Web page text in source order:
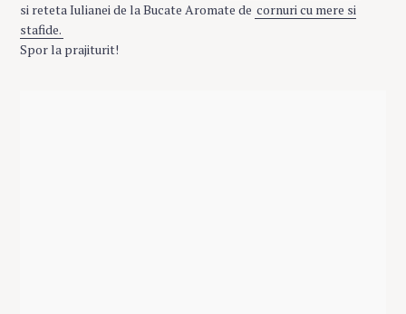
si reteta Iulianei de la Bucate Aromate de cornuri cu mere si
stafide.
Spor la prajiturit!